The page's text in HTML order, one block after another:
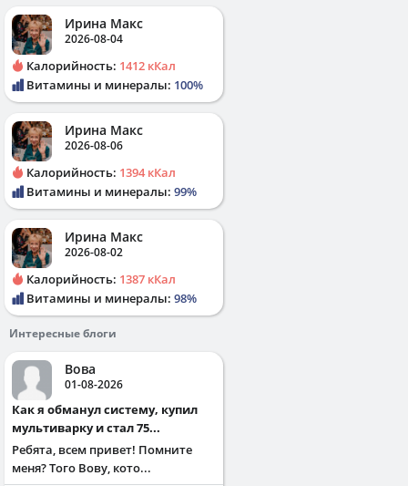
Ирина Макс
2026-08-04
Калорийность: 1412 кКал
Витамины и минералы: 100%
Ирина Макс
2026-08-06
Калорийность: 1394 кКал
Витамины и минералы: 99%
Ирина Макс
2026-08-02
Калорийность: 1387 кКал
Витамины и минералы: 98%
Интересные блоги
Вова
01-08-2026
Как я обманул систему, купил
мультиварку и стал 75...
Ребята, всем привет! Помните
меня? Того Вову, кото...